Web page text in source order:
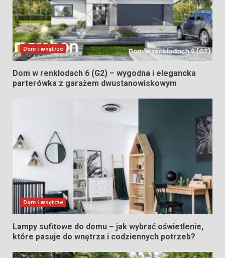
Dom i wnętrze
Dom w renklodach 6 (G2) – wygodna i elegancka
parterówka z garażem dwustanowiskowym
Dom i wnętrze
Lampy sufitowe do domu – jak wybrać oświetlenie,
które pasuje do wnętrza i codziennych potrzeb?